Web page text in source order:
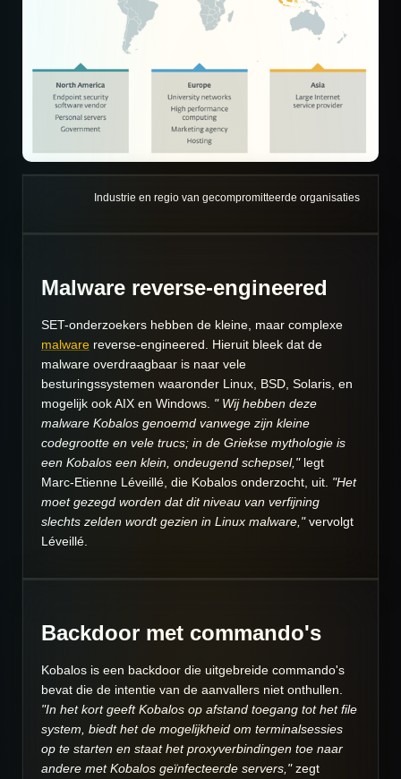
Industrie en regio van gecompromitteerde organisaties
Malware reverse-engineered
SET-onderzoekers hebben de kleine, maar complexe
malware reverse-engineered. Hieruit bleek dat de
malware overdraagbaar is naar vele
besturingssystemen waaronder Linux, BSD, Solaris, en
mogelijk ook AIX en Windows. " Wij hebben deze
malware Kobalos genoemd vanwege zijn kleine
codegrootte en vele trucs; in de Griekse mythologie is
een Kobalos een klein, ondeugend schepsel,"legt
Marc-Etienne Léveillé, die Kobalos onderzocht, uit. "Het
moet gezegd worden dat dit niveau van verfijning
slechts zelden wordt gezien in Linux malware,"vervolgt
Léveillé.
Backdoor met commando's
Kobalos is een backdoor die uitgebreide commando's
bevat die de intentie van de aanvallers niet onthullen.
"In het kort geeft Kobalos op afstand toegang tot het file
system, biedt het de mogelijkheid om terminalsessies
op te starten en staat het proxyverbindingen toe naar
andere met Kobalos geïnfecteerde servers,"zegt